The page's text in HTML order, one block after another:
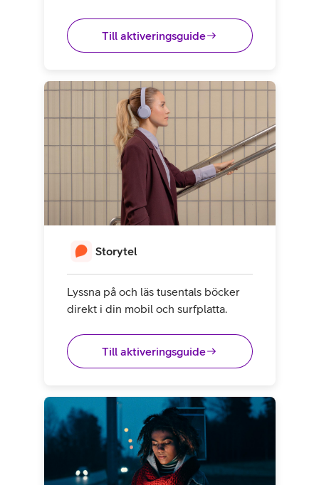
Till aktiveringsguide
Storytel
Lyssna på och läs tusentals böcker
direkt i din mobil och surfplatta.
Till aktiveringsguide